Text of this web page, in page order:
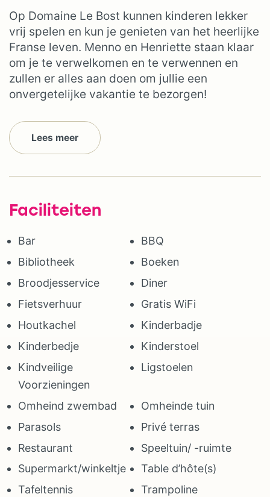
Op Domaine Le Bost kunnen kinderen lekker
vrij spelen en kun je genieten van het heerlijke
Franse leven. Menno en Henriette staan klaar
om je te verwelkomen en te verwennen en
zullen er alles aan doen om jullie een
onvergetelijke vakantie te bezorgen!
Lees meer
Faciliteiten
Bar
BBQ
Bibliotheek
Boeken
Broodjesservice
Diner
Fietsverhuur
Gratis WiFi
Houtkachel
Kinderbadje
Kinderbedje
Kinderstoel
Kindveilige
Voorzieningen
Ligstoelen
Omheind zwembad
Omheinde tuin
Parasols
Privé terras
Restaurant
Speeltuin/ -ruimte
Supermarkt/winkeltje
Table d’hôte(s)
Tafeltennis
Trampoline